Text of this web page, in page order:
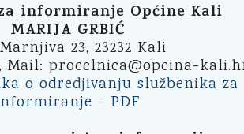
informiranje Općine Kali
MARIJA GRBIĆ
23, 23232 Kali
Mail: procelnica@opcina-
o odredjivanju službenika za
- PDF